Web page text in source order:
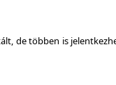
de többen is